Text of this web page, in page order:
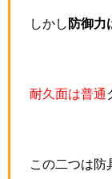
しかし 防御力
耐久面は普通
この二つは防